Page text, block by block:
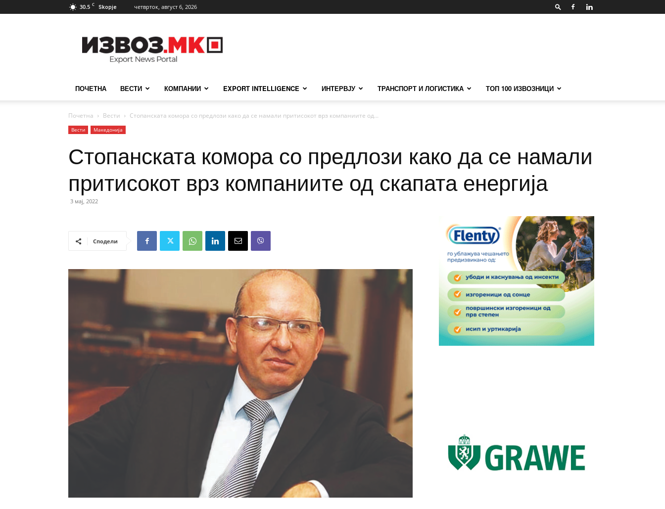
30.5 C Skopje четврток, август 6, 2026
ПОЧЕТНА ВЕСТИ КОМПАНИИ EXPORT INTELLIGENCE ИНТЕРВЈУ ТРАНСПОРТ И ЛОГИСТИКА ТОП 100 ИЗВОЗНИЦИ
Почетна Вести Стопанската комора со предлози како да се намали притисокот врз компаниите од...
Вести Македонија
Стопанската комора со предлози како да се намали
притисокот врз компаниите од скапата енергија
3 мај, 2022
Сподели